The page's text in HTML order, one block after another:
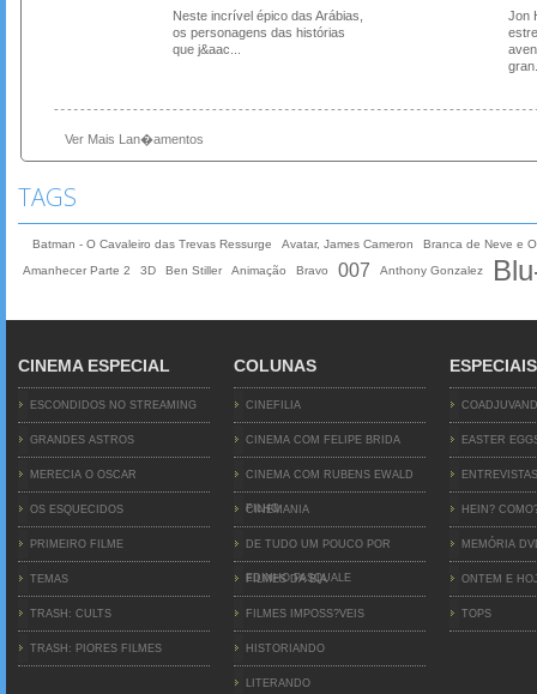
Neste incrível épico das Arábias,
os personagens das histórias
que j&aac...
Jon
Ver Mais Lan�amentos
TAGS
Batman - O Cavaleiro das Trevas Ressurge Avatar, James Cameron
Branca de Neve e
Amanhecer Parte 2
3D Ben Stiller Animação Bravo 007 Anthony Gonzalez
CINEMA ESPECIAL
ESCONDIDOS NO STREAMING
GRANDES ASTROS
MERECIA O OSCAR
OS ESQUECIDOS
PRIMEIRO FILME
TEMAS
TRASH: CULTS
TRASH: PIORES FILMES
COLUNAS
CINEFILIA
CINEMA COM FELIPE BRIDA
CINEMA COM RUBENS EWALD
FILHO
CINEMANIA
DE TUDO UM POUCO POR
EDINHO PASQUALE
FILMES DA BIA
FILMES IMPOSS?VEIS
HISTORIANDO
LITERANDO
ESPECIAIS
EASTER
ENTREVISTAS
HEIN?
MEMÓRIA
ONTEM E
TOPS